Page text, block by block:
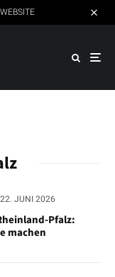
22. JUNI 2026
Pfalz:
machen